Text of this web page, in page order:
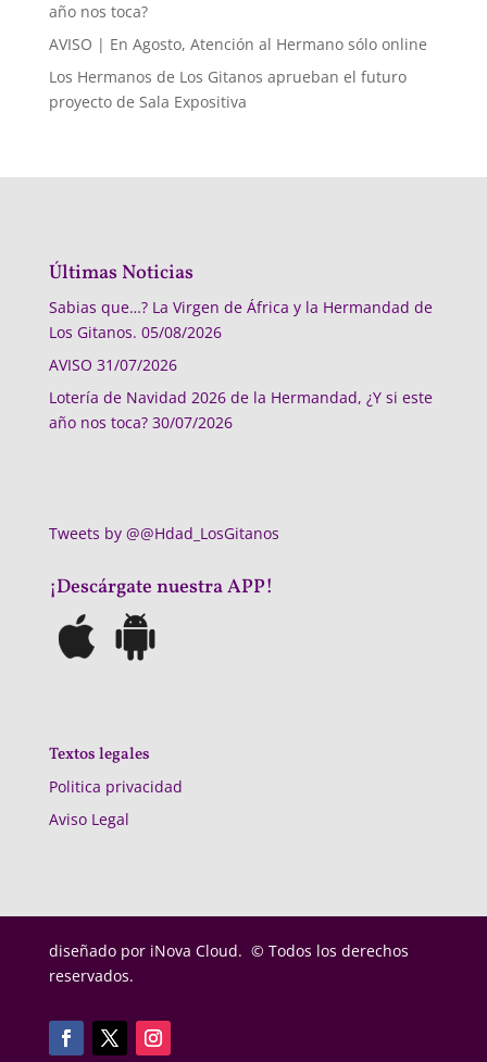
año nos toca?
AVISO | En Agosto, Atención al Hermano sólo online
Los Hermanos de Los Gitanos aprueban el futuro
proyecto de Sala Expositiva
Últimas Noticias
Sabias que…? La Virgen de África y la Hermandad de
Los Gitanos. 05/08/2026
AVISO 31/07/2026
Lotería de Navidad 2026 de la Hermandad, ¿Y si este
año nos toca? 30/07/2026
Tweets by @@Hdad_LosGitanos
¡Descárgate nuestra APP!
Textos legales
Politica privacidad
Aviso Legal
diseñado por iNova Cloud. © Todos los derechos
reservados.